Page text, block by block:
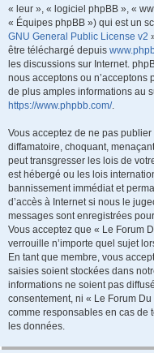
« leur », « logiciel phpBB », «
« Équipes phpBB ») qui est un
GNU General Public License v2
être téléchargé depuis
les discussions sur Internet.
nous acceptons ou n’acceptons
de plus amples informations au
https://www.phpbb.com/.
Vous acceptez de ne pas
diffamatoire, choquant,
peut transgresser les lois de
est hébergé ou les lois
bannissement immédiat et
d’accès à Internet si nous le
messages sont enregistrées
Vous acceptez que « Le Forum
verrouille n’importe quel sujet
En tant que membre, vous
saisies soient stockées dans
informations ne soient pas
consentement, ni « Le Forum
comme responsables en cas de
les données.